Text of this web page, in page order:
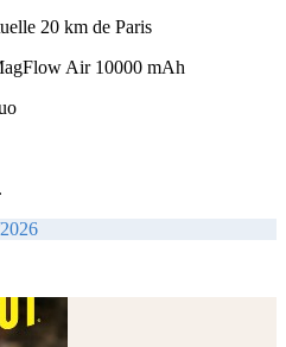
20 km de Paris
Air 10000 mAh